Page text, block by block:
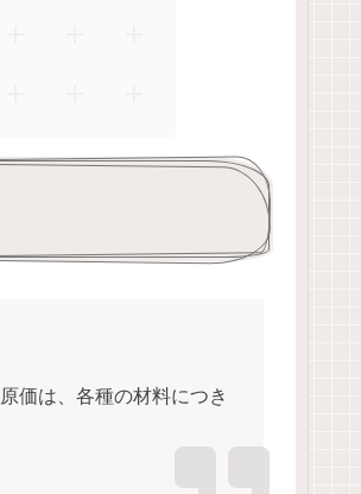
価は、各種の材料につき